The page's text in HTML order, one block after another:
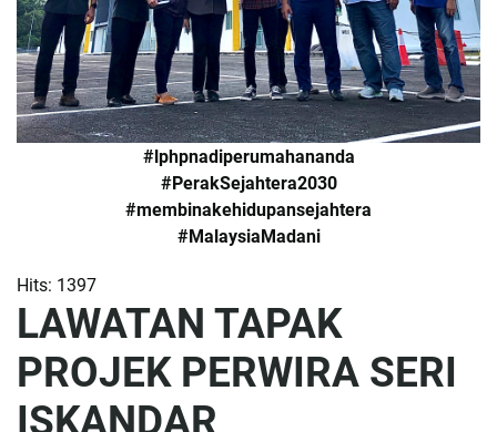
#lphpnadiperumahananda
#PerakSejahtera2030
#membinakehidupansejahtera
#MalaysiaMadani
Hits: 1397
LAWATAN TAPAK
PROJEK PERWIRA SERI
ISKANDAR